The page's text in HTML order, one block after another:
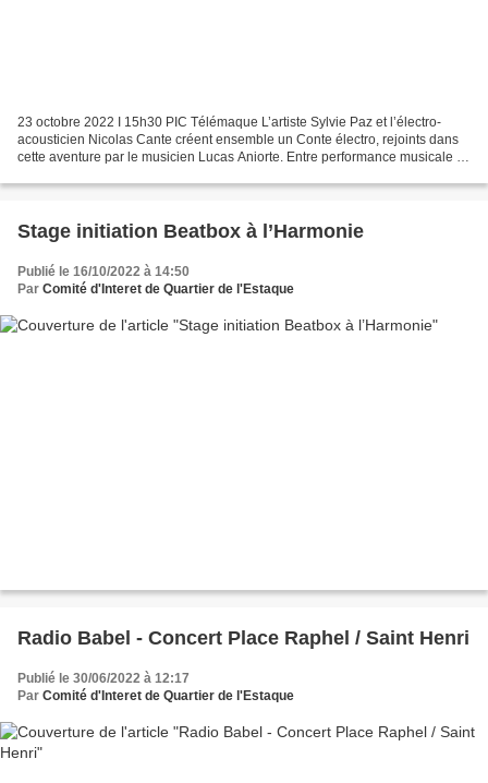
23 octobre 2022 I 15h30 PIC Télémaque L’artiste Sylvie Paz et l’électro-
acousticien Nicolas Cante créent ensemble un Conte électro, rejoints dans
cette aventure par le musicien Lucas Aniorte. Entre performance musicale et
Stage initiation Beatbox à l’Harmonie
Publié le 16/10/2022 à 14:50
Par Comité d'Interet de Quartier de l'Estaque
Radio Babel - Concert Place Raphel / Saint Henri
Publié le 30/06/2022 à 12:17
Par Comité d'Interet de Quartier de l'Estaque